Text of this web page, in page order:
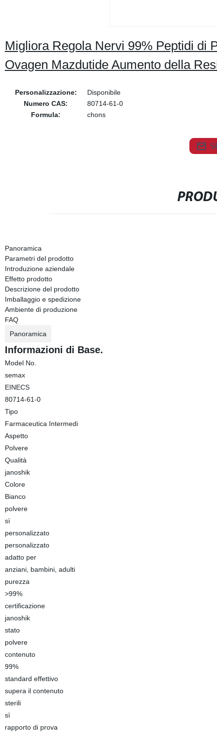
Migliora Regola Nervi 99% Peptidi di
Ovagen Mazdutide Aumento della
Personalizzazione:
Disponibile
Numero CAS:
80714-61-0
Formula:
chons
Panoramica
Parametri del prodotto
Introduzione aziendale
Effetto prodotto
Descrizione del prodotto
Imballaggio e spedizione
Ambiente di produzione
FAQ
Panoramica
Informazioni di Base.
Model No.
semax
EINECS
80714-61-0
Tipo
Farmaceutica Intermedi
Aspetto
Polvere
Qualità
janoshik
Colore
Bianco
polvere
sì
personalizzato
personalizzato
adatto per
anziani, bambini, adulti
purezza
>99%
certificazione
janoshik
stato
polvere
contenuto
99%
standard effettivo
supera il contenuto
sterili
sì
rapporto di prova